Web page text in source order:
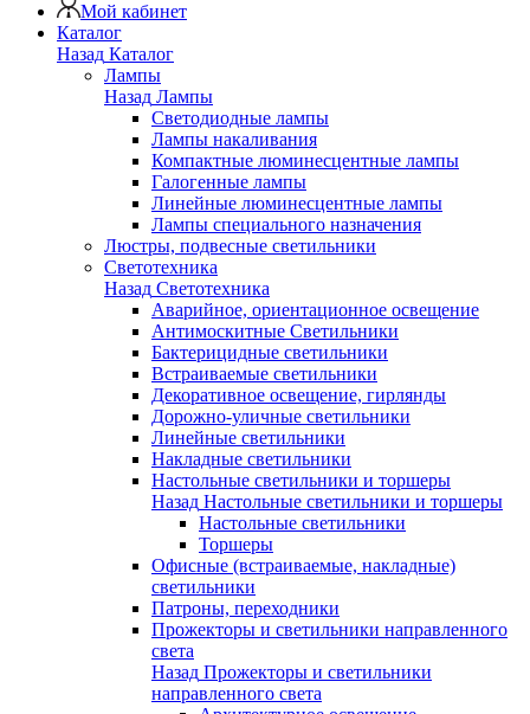
Мой кабинет
Каталог
Назад Каталог
Лампы
Назад Лампы
Светодиодные лампы
Лампы накаливания
Компактные люминесцентные лампы
Галогенные лампы
Линейные люминесцентные лампы
Лампы специального назначения
Люстры, подвесные светильники
Светотехника
Назад Светотехника
Аварийное, ориентационное освещение
Антимоскитные Светильники
Бактерицидные светильники
Встраиваемые светильники
Декоративное освещение, гирлянды
Дорожно-уличные светильники
Линейные светильники
Накладные светильники
Настольные светильники и торшеры
Назад Настольные светильники и торшеры
Настольные светильники
Торшеры
Офисные (встраиваемые, накладные)
светильники
Патроны, переходники
Прожекторы и светильники направленного
света
Назад Прожекторы и светильники
направленного света